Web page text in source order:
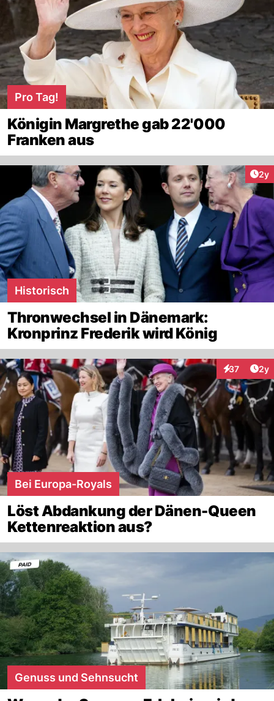
Pro Tag!
Königin Margrethe gab 22'000
Franken aus
2y
Historisch
Thronwechsel in Dänemark:
Kronprinz Frederik wird König
37
Interaktionen
2y
Bei Europa-Royals
Löst Abdankung der Dänen-Queen
Kettenreaktion aus?
Genuss und Sehnsucht